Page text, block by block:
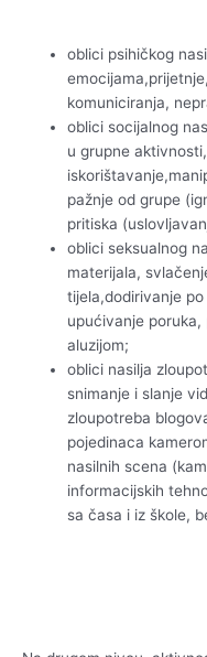
oblici psihičkog
komuniciranja,
oblici socijalnog
u grupne
pažnje od grupe
pritiska
oblici seksualnog
materijala,
tijela,dodirivanje
upućivanje poruka,
aluzijom;
oblici nasilja
snimanje i slanje
zloupotreba
pojedinaca
nasilnih scena
informacijskih
sa časa i iz škole,